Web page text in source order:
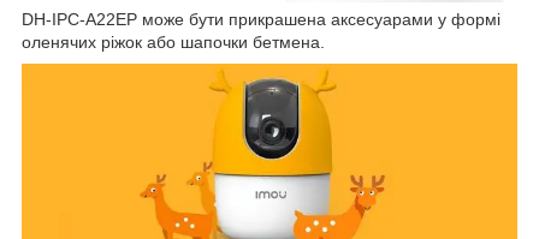
DH-IPC-A22EP може бути прикрашена аксесуарами у формі
оленячих ріжок або шапочки бетмена.